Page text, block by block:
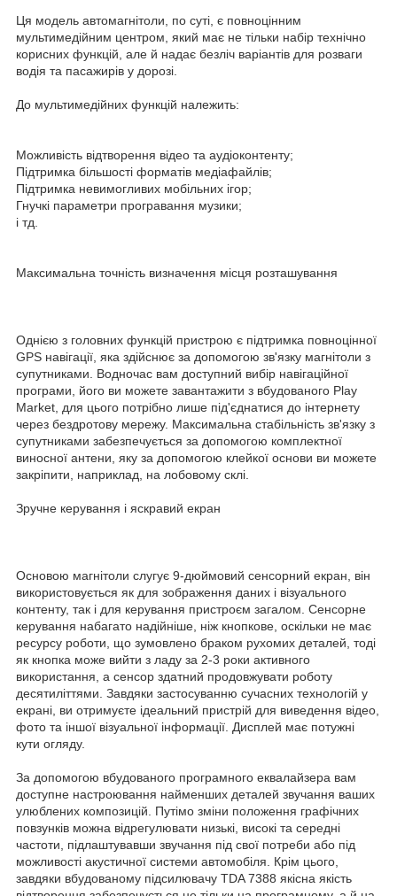
Ця модель автомагнітоли, по суті, є повноцінним
мультимедійним центром, який має не тільки набір технічно
корисних функцій, але й надає безліч варіантів для розваги
водія та пасажирів у дорозі.
До мультимедійних функцій належить:
Можливість відтворення відео та аудіоконтенту;
Підтримка більшості форматів медіафайлів;
Підтримка невимогливих мобільних ігор;
Гнучкі параметри програвання музики;
і тд.
Максимальна точність визначення місця розташування
Однією з головних функцій пристрою є підтримка повноцінної
GPS навігації, яка здійснює за допомогою зв'язку магнітоли з
супутниками. Водночас вам доступний вибір навігаційної
програми, його ви можете завантажити з вбудованого Play
Market, для цього потрібно лише під'єднатися до інтернету
через бездротову мережу. Максимальна стабільність зв'язку з
супутниками забезпечується за допомогою комплектної
виносної антени, яку за допомогою клейкої основи ви можете
закріпити, наприклад, на лобовому склі.
Зручне керування і яскравий екран
Основою магнітоли слугує 9-дюймовий сенсорний екран, він
використовується як для зображення даних і візуального
контенту, так і для керування пристроєм загалом. Сенсорне
керування набагато надійніше, ніж кнопкове, оскільки не має
ресурсу роботи, що зумовлено браком рухомих деталей, тоді
як кнопка може вийти з ладу за 2-3 роки активного
використання, а сенсор здатний продовжувати роботу
десятиліттями. Завдяки застосуванню сучасних технологій у
екрані, ви отримуєте ідеальний пристрій для виведення відео,
фото та іншої візуальної інформації. Дисплей має потужні
кути огляду.
За допомогою вбудованого програмного еквалайзера вам
доступне настроювання найменших деталей звучання ваших
улюблених композицій. Путімо зміни положення графічних
повзунків можна відрегулювати низькі, високі та середні
частоти, підлаштувавши звучання під свої потреби або під
можливості акустичної системи автомобіля. Крім цього,
завдяки вбудованому підсилювачу TDA 7388 якісна якість